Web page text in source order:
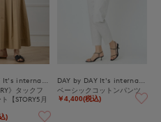
》タックフ
【STORY5月
)
ベーシックコットンパンツ
￥4,400(税込)